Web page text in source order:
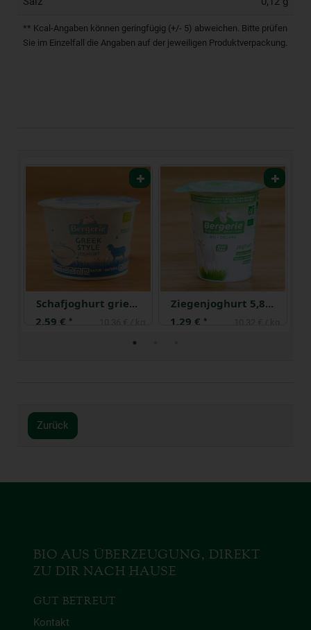
** Kcal-Angaben können geringfügig (+/- 5) abweichen. Bitte prüfen
Sie im Einzelfall die Angaben auf der jeweiligen Produktverpackung.
Schafjoghurt griechische Art 10 %
2,59 € *
Ziegenjoghurt 5,8 %
1,29 € *
Zurück
BIO AUS ÜBERZEUGUNG, DIREKT
ZU DIR NACH HAUSE
GUT BETREUT
Kontakt